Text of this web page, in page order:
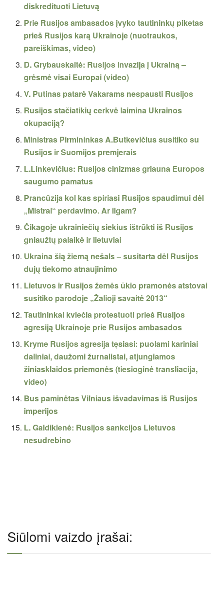
diskredituoti Lietuvą
Prie Rusijos ambasados įvyko tautininkų piketas
prieš Rusijos karą Ukrainoje (nuotraukos,
pareiškimas, video)
D. Grybauskaitė: Rusijos invazija į Ukrainą –
grėsmė visai Europai (video)
V. Putinas patarė Vakarams nespausti Rusijos
Rusijos stačiatikių cerkvė laimina Ukrainos
okupaciją?
Ministras Pirmininkas A.Butkevičius susitiko su
Rusijos ir Suomijos premjerais
L.Linkevičius: Rusijos cinizmas griauna Europos
saugumo pamatus
Prancūzija kol kas spiriasi Rusijos spaudimui dėl
„Mistral“ perdavimo. Ar ilgam?
Čikagoje ukrainiečių siekius ištrūkti iš Rusijos
gniaužtų palaikė ir lietuviai
Ukraina šią žiemą nešals – susitarta dėl Rusijos
dujų tiekomo atnaujinimo
Lietuvos ir Rusijos žemės ūkio pramonės atstovai
susitiko parodoje „Žalioji savaitė 2013“
Tautininkai kviečia protestuoti prieš Rusijos
agresiją Ukrainoje prie Rusijos ambasados
Kryme Rusijos agresija tęsiasi: puolami kariniai
daliniai, daužomi žurnalistai, atjungiamos
žiniasklaidos priemonės (tiesioginė transliacija,
video)
Bus paminėtas Vilniaus išvadavimas iš Rusijos
imperijos
L. Galdikienė: Rusijos sankcijos Lietuvos
nesudrebino
Siūlomi vaizdo įrašai: